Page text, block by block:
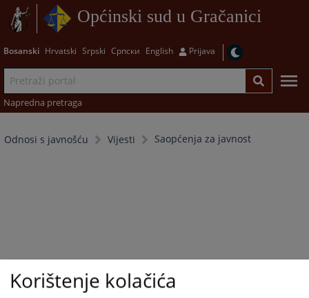
Općinski sud u Gračanici
Bosanski Hrvatski Srpski Српски English Prijava
Napredna pretraga
Odnosi s javnošću Vijesti Saopćenja za javnost
Korištenje kolačića